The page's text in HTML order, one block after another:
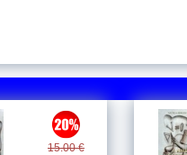
15.00 €